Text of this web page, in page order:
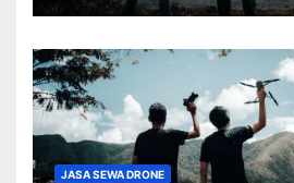
JASA SEWA DRONE